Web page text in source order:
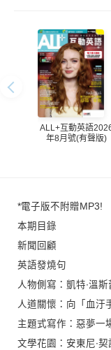
ALL+互動英語
年8月號(有聲版)
*電子版不附贈MP3!
本期目錄
新聞回顧
英語發燒句
人物側寫：凱特∙溫
人道關懷：向「血汙
主題式寫作：惡夢一
文學花園：安東尼∙